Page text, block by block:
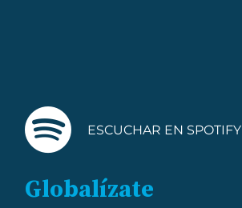
ESCUCHAR EN SPOTIFY
Globalízate